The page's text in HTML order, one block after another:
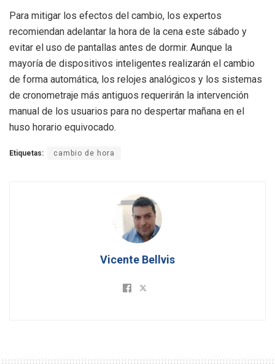
Para mitigar los efectos del cambio, los expertos
recomiendan adelantar la hora de la cena este sábado y
evitar el uso de pantallas antes de dormir. Aunque la
mayoría de dispositivos inteligentes realizarán el cambio
de forma automática, los relojes analógicos y los sistemas
de cronometraje más antiguos requerirán la intervención
manual de los usuarios para no despertar mañana en el
huso horario equivocado.
Etiquetas: cambio de hora
Vicente Bellvis